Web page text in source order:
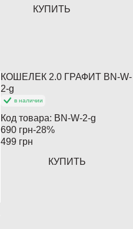
КУПИТЬ
КОШЕЛЕК 2.0 ГРАФИТ BN-W-
2-g
в наличии
Код товара: BN-W-2-g
690 грн-28%
499 грн
КУПИТЬ